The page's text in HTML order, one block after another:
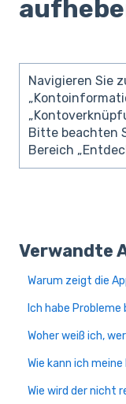
Navigieren Sie
Bitte beachten
Bereich
Verwandte
Warum zeigt die
Ich habe Probleme
Woher weiß ich,
Wie kann ich
Wie wird der nicht